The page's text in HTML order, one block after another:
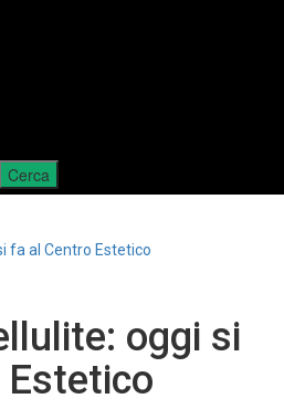
fa al Centro Estetico
oggi si